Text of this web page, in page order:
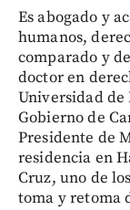
Es abogado y
humanos,
comparado y
doctor en
Universidad
Gobierno de
Presidente de
residencia en
Cruz, uno de
toma y retoma